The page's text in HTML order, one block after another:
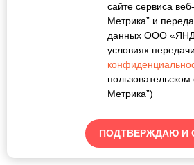
Все права защищены.
сайте сервиса
Метрика” и
данных ООО
условиях
Метрика”)
ПОДТВЕРЖДАЮ И